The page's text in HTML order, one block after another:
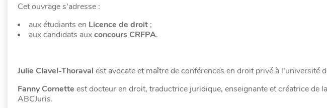
Cet ouvrage s’adresse :
aux étudiants en Licence de droit ;
aux candidats auxconcours CRFPA.
Julie Clavel-Thoraval est avocate et maître de conférences en droit privé à l’université
Fanny Cornette est docteur en droit, traductrice juridique, enseignante et créatrice de
ABCJuris.